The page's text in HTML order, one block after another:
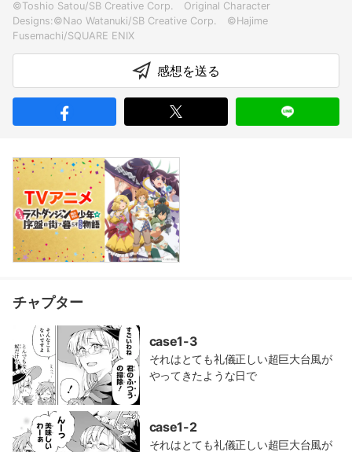
©Toshio Satou/SB Creative Corp. Original Character
Designs:©Nao Watanuki/SB Creative Corp. ©Hajime
感想を送る
チャプター
case1-3
それはとても礼儀正しい超巨大台風が
やってきたような日で
case1-2
それはとても礼儀正しい超巨大台風が